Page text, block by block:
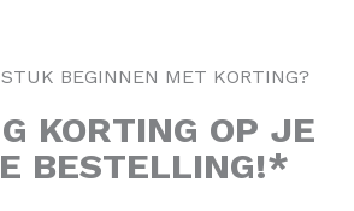
r
e
s
t
BEGINNEN MET KORTING?
KORTING OP JE
BESTELLING!*